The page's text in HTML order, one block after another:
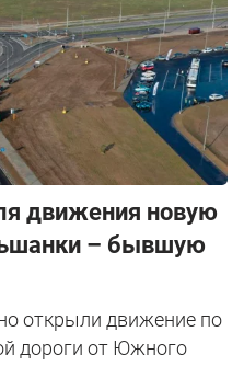
движения новую
– бывшую
открыли движение по
дороги от Южного